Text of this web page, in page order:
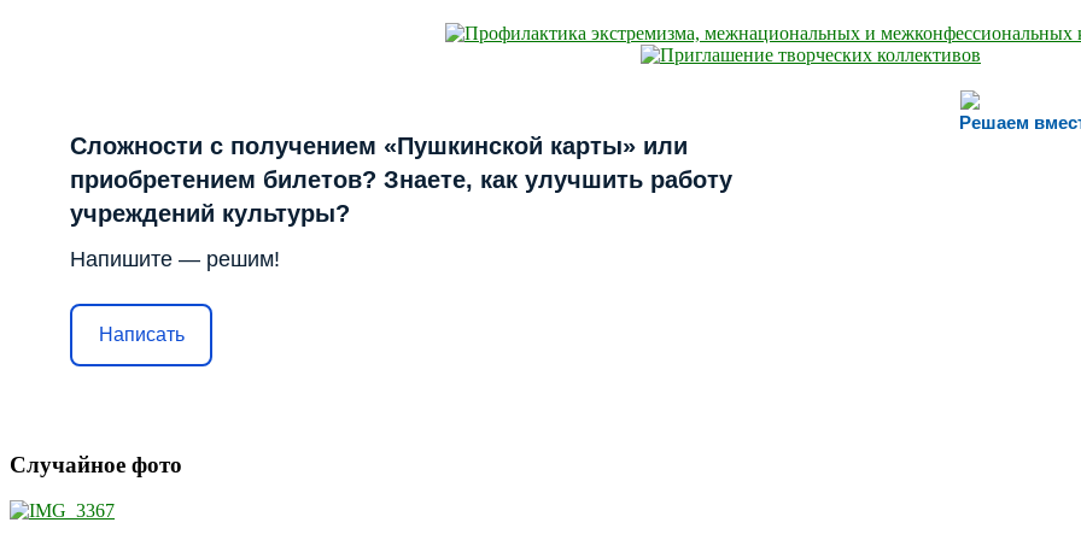
Решаем
Сложности с получением «Пушкинской карты» или
приобретением билетов? Знаете, как улучшить работу
учреждений культуры?
Напишите — решим!
Написать
Случайное фото